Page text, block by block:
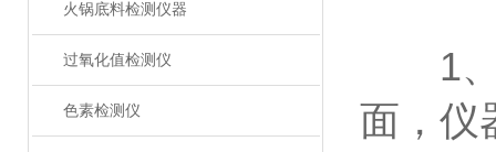
火锅底料检测仪器
过氧化值检测仪
色素检测仪
1、
面，仪